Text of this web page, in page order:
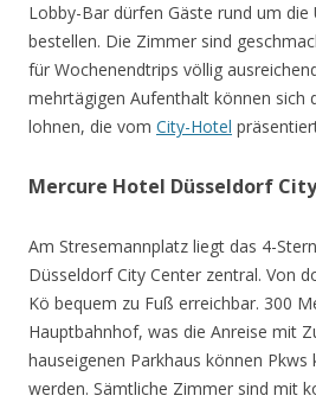
Lobby-Bar dürfen Gäste rund um die
bestellen. Die Zimmer sind
für Wochenendtrips völlig
mehrtägigen Aufenthalt können sich
lohnen, die vom City-Hotel
Mercure Hotel Düsseldorf
Am Stresemannplatz liegt das 4-
Düsseldorf City Center zentral. Von
Kö bequem zu Fuß erreichbar. 300
Hauptbahnhof, was die Anreise mit
hauseigenen Parkhaus können
werden. Sämtliche Zimmer sind mit